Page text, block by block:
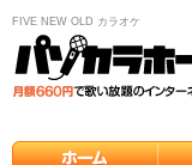
FIVE NEW OLD カラオケ